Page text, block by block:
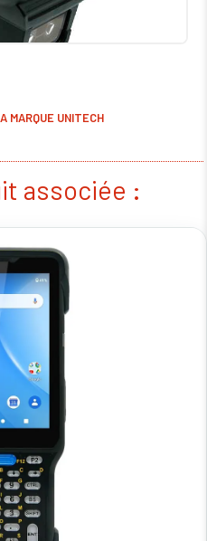
MARQUE UNITECH
associée :